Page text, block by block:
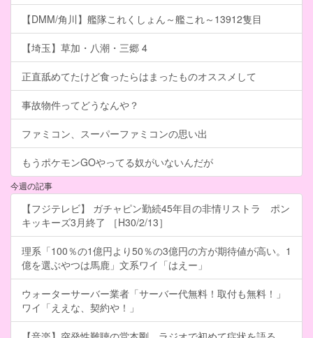
【DMM/角川】艦隊これくしょん～艦これ～13912隻目
【埼玉】草加・八潮・三郷 4
正直舐めてたけど食ったらはまったものオススメして
事故物件ってどうなんや？
ファミコン、スーパーファミコンの思い出
もうポケモンGOやってる奴がいないんだが
今週の記事
【フジテレビ】 ガチャピン勤続45年目の非情リストラ ポン
キッキーズ3月終了 ［H30/2/13］
理系「100％の1億円より50％の3億円の方が期待値が高い。1
億を選ぶやつは馬鹿」文系ワイ「はえー」
ウォーターサーバー業者「サーバー代無料！取付も無料！」
ワイ「ええな、契約や！」